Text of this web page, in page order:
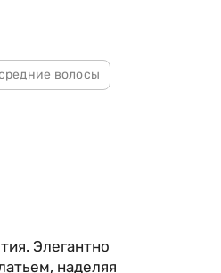
волосы
Элегантно
наделяя